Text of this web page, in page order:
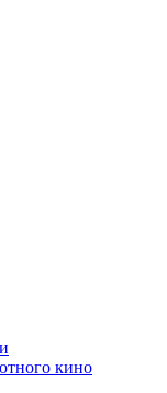
кино